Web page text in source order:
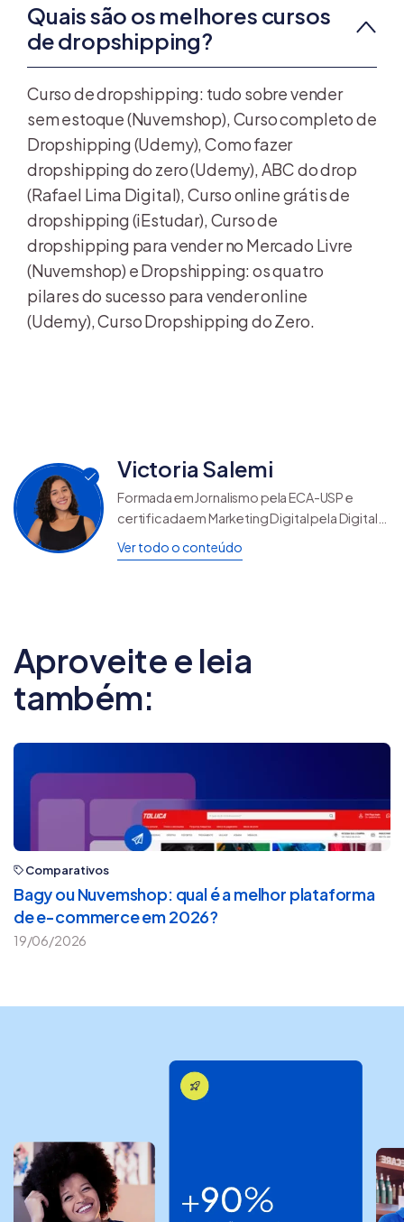
Quais são os melhores cursos
de dropshipping?
Curso de dropshipping: tudo sobre vender
sem estoque (Nuvemshop), Curso completo de
Dropshipping (Udemy), Como fazer
dropshipping do zero (Udemy), ABC do drop
(Rafael Lima Digital), Curso online grátis de
dropshipping (iEstudar), Curso de
dropshipping para vender no Mercado Livre
(Nuvemshop) e Dropshipping: os quatro
pilares do sucesso para vender online
(Udemy), Curso Dropshipping do Zero.
Victoria Salemi
Formada em Jornalismo pela ECA-USP e
certificada em Marketing Digital pela Digital
House, em Inbound Marketing pela HubSpot
Academy e em SEO Técnico pela Semrush,
empreendedores a estruturarem e escalarem
segurança e resultado.
Ver todo o conteúdo
Aproveite e leia
também:
Comparativos
Bagy ou Nuvemshop: qual é a melhor plataforma
de e-commerce em 2026?
19/06/2026